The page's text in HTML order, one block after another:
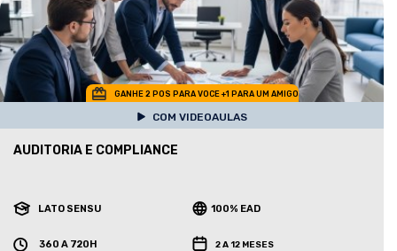
GANHE 2 POS PARA VOCE +1 PARA UM AMIGO
COM VIDEOAULAS
AUDITORIA E COMPLIANCE
LATO SENSU 100% EAD
360 A 720H 2 A 12 MESES